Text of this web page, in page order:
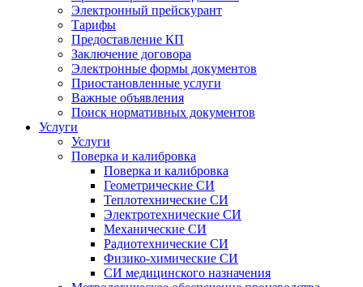
Электронный прейскурант
Тарифы
Предоставление КП
Заключение договора
Электронные формы документов
Приостановленные услуги
Важные объявления
Поиск нормативных документов
Услуги
Услуги
Поверка и калибровка
Поверка и калибровка
Геометрические СИ
Теплотехнические СИ
Электротехнические СИ
Механические СИ
Радиотехнические СИ
Физико-химические СИ
СИ медицинского назначения